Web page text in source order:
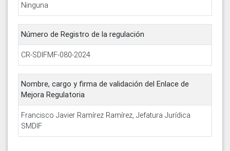
Ninguna
Número de Registro de la regulación
CR-SDIFMF-080-2024
Nombre, cargo y firma de validación del Enlace de
Mejora Regulatoria
Francisco Javier Ramírez Ramírez, Jefatura Jurídica
SMDIF